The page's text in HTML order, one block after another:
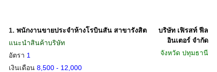
1. พนักงานขายประจำห้างโรบินสัน สาขารังสิต
แนะนำสินค้าบริษัท
อัตรา 1
เงินเดือน 8,500 - 12,000
บริษัท เฟิรสท์ ฟีล
อินเตอร์ จำกัด
จังหวัด ปทุมธานี